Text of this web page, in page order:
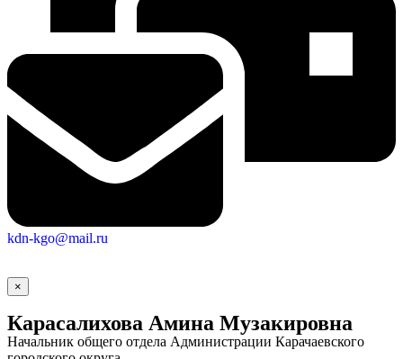
kdn-kgo@mail.ru
×
Карасалихова Амина Музакировна
Начальник общего отдела Администрации Карачаевского